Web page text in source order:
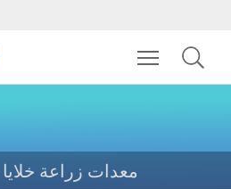
Toggle
معدات زراعة خلايا